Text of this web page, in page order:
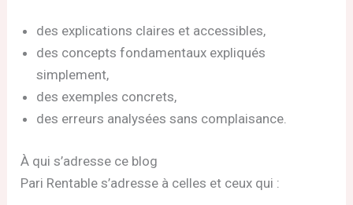
des explications claires et accessibles,
des concepts fondamentaux expliqués
simplement,
des exemples concrets,
des erreurs analysées sans complaisance.
À qui s’adresse ce blog
Pari Rentable s’adresse à celles et ceux qui :